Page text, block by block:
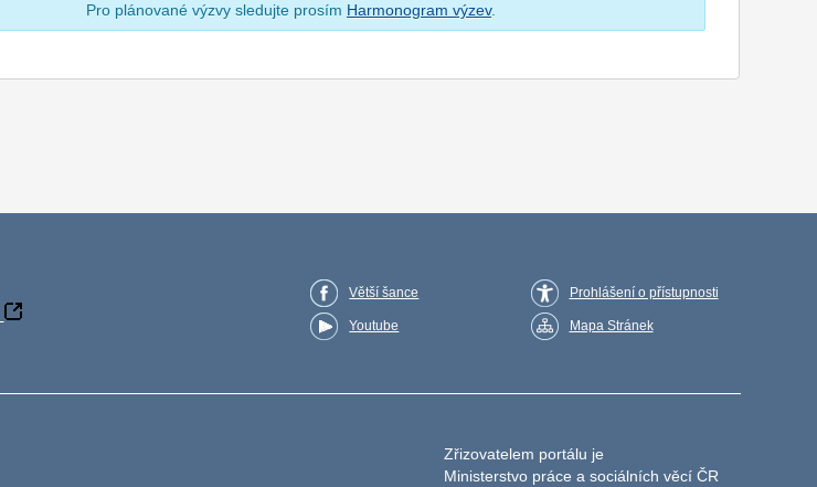
Pro plánované výzvy sledujte prosím Harmonogram výzev.
Větší šance
Youtube
Prohlášení o přístupnosti
Mapa Stránek
Zřizovatelem portálu je
Ministerstvo práce a sociálních věcí ČR